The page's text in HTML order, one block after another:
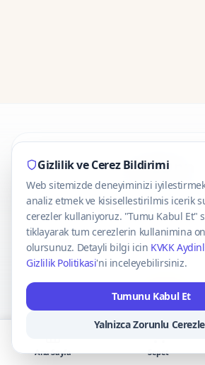
CaseOnn
© 2025 CaseOnn. Tüm
VISA
Gizlilik ve Cerez Bildirimi
Web sitemizde deneyiminizi
analiz etmek ve kisisellestirilmis icerik
cerezler kullaniyoruz. "Tumu Kabul Et"
tiklayarak tum cerezlerin kullanimina
olursunuz. Detayli bilgi icin KVKK
Gizlilik Politikasi'ni inceleyebilirsiniz.
Tumunu Kabul Et
Yalnizca Zorunlu
Ana Sayfa Sepet